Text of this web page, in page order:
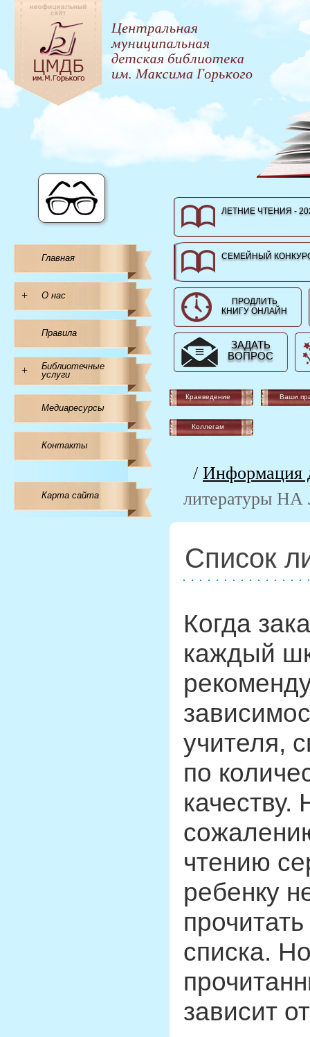
Главная
+ О нас
Правила
+
Библиотечные
услуги
Медиаресурсы
Контакты
Карта сайта
ЛЕТНИЕ ЧТЕНИЯ -
СЕМЕЙНЫЙ
ПРОДЛИТЬ
КНИГУ ОНЛАЙН
ЗАДАТЬ
ВОПРОС
Краеведение Ваши
Коллегам
/ Информация
литературы
Список
Когда
каждый
учителя,
по
качеству.
чтению
ребенку
списка.
зависит